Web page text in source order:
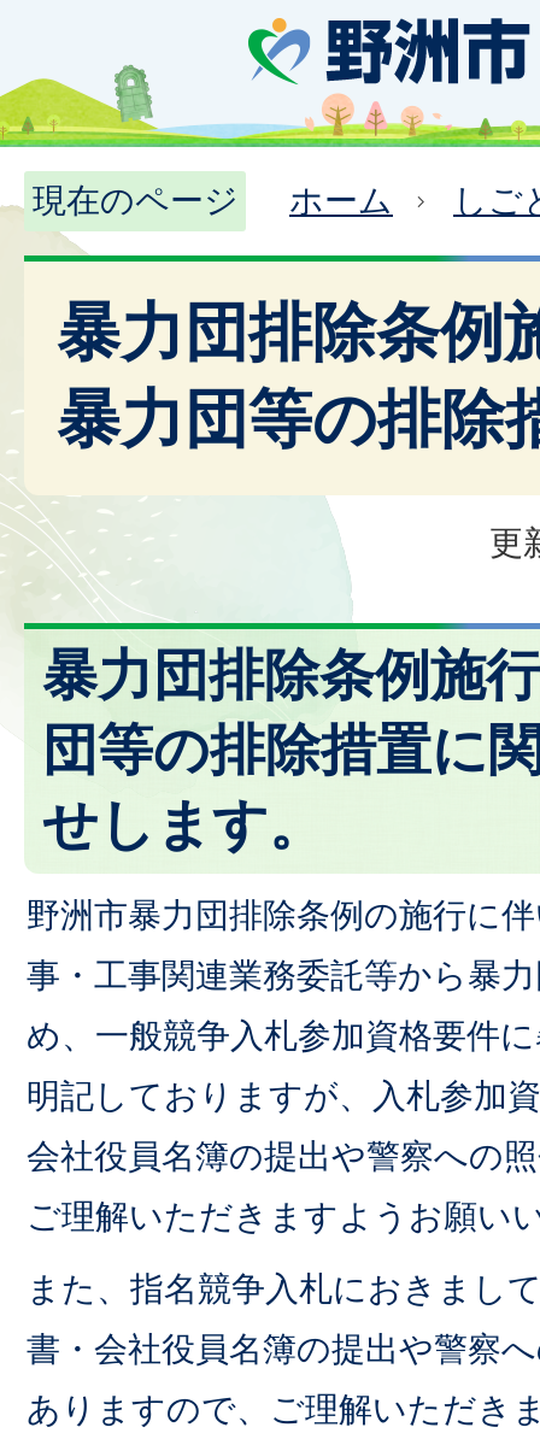
現在のページ ホーム しご
暴力団排除条例
暴力団等の排除
更
暴力団排除条例施
団等の排除措置に
せします。
野洲市暴力団排除条例の施行に
事・工事関連業務委託等から暴
め、一般競争入札参加資格要件
明記しておりますが、入札参加
会社役員名簿の提出や警察への
ご理解いただきますようお願い
また、指名競争入札におきまし
書・会社役員名簿の提出や警察
ありますので、ご理解いただき